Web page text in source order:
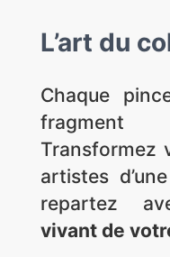
L’art du
Chaque
Transformez
artistes
repartez
vivant de